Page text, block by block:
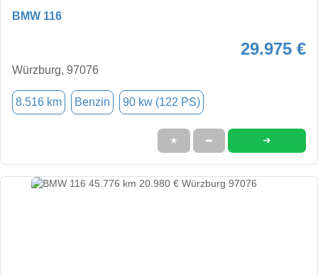
BMW 116
29.975 €
Würzburg, 97076
8.516 km Benzin 90 kw (122 PS)
★ ➦ ➜